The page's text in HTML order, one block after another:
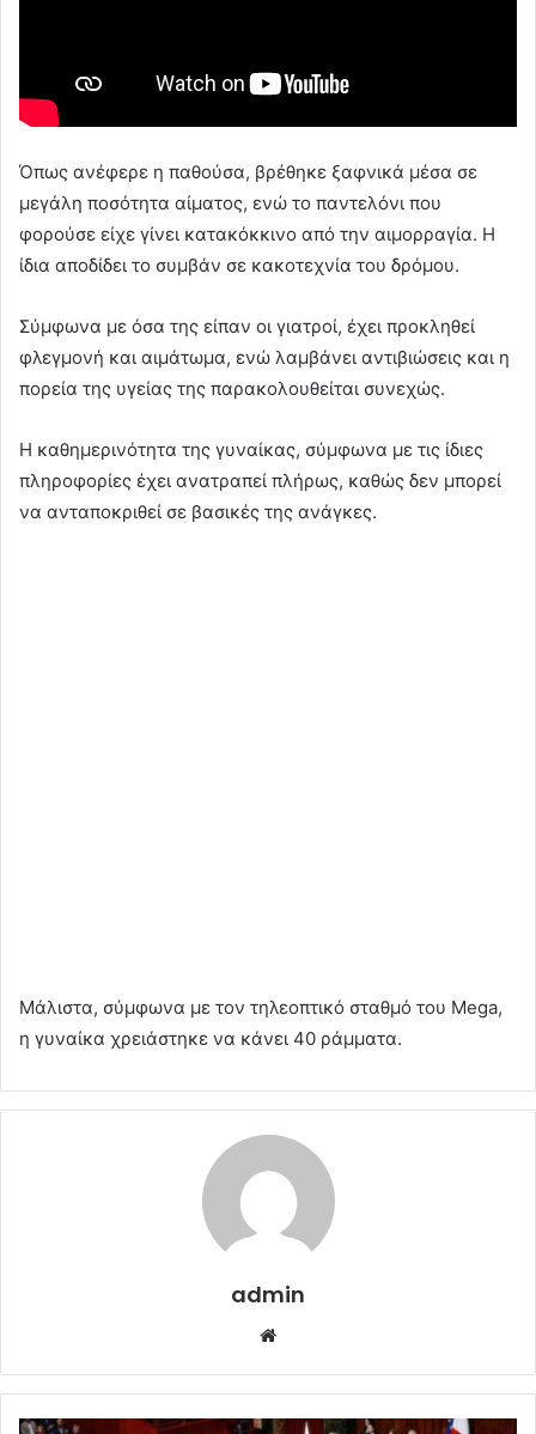
Όπως ανέφερε η παθούσα, βρέθηκε ξαφνικά μέσα σε
μεγάλη ποσότητα αίματος, ενώ το παντελόνι που
φορούσε είχε γίνει κατακόκκινο από την αιμορραγία. Η
ίδια αποδίδει το συμβάν σε κακοτεχνία του δρόμου.
Σύμφωνα με όσα της είπαν οι γιατροί, έχει προκληθεί
φλεγμονή και αιμάτωμα, ενώ λαμβάνει αντιβιώσεις και η
πορεία της υγείας της παρακολουθείται συνεχώς.
Η καθημερινότητα της γυναίκας, σύμφωνα με τις ίδιες
πληροφορίες έχει ανατραπεί πλήρως, καθώς δεν μπορεί
να ανταποκριθεί σε βασικές της ανάγκες.
Μάλιστα, σύμφωνα με τον τηλεοπτικό σταθμό του Mega,
η γυναίκα χρειάστηκε να κάνει 40 ράμματα.
admin